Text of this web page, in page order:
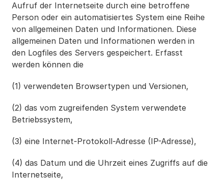
Aufruf der Internetseite durch eine betroffene
Person oder ein automatisiertes System eine Reihe
von allgemeinen Daten und Informationen. Diese
allgemeinen Daten und Informationen werden in
den Logfiles des Servers gespeichert. Erfasst
werden können die
(1) verwendeten Browsertypen und Versionen,
(2) das vom zugreifenden System verwendete
Betriebssystem,
(3) eine Internet-Protokoll-Adresse (IP-Adresse),
(4) das Datum und die Uhrzeit eines Zugriffs auf die
Internetseite,